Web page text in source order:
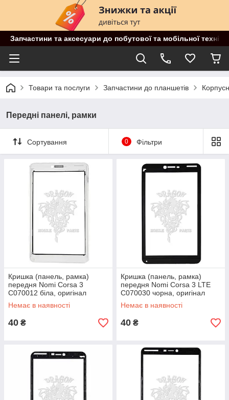
Запчастини та аксесуари до побутової та мобільної
Товари та послуги Запчастини до планшетів
Передні панелі, рамки
Сортування 0 Фільтри
Кришка (панель, рамка)
передня Nomi Corsa 3
C070012 біла, оригінал
Немає в наявності
40 ₴
Кришка (панель, рамка)
передня Nomi Corsa 3 LTE
C070030 чорна, оригінал
Немає в наявності
40 ₴